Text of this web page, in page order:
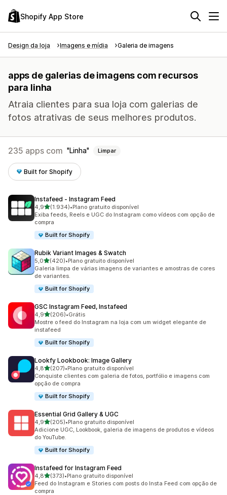
Shopify App Store
Design da loja Imagens e mídia Galeria de imagens
apps de galerias de imagens com recursos
para linha
Atraia clientes para sua loja com galerias de
fotos atrativas de seus melhores produtos.
235 apps com Linha Limpar
Built for Shopify
Instafeed ‑ Instagram Feed
4,9de 5 estrelas
(1.934)
1934 avaliações ao todo
•Plano gratuito disponível
Exiba feeds, Reels e UGC do Instagram como vídeos com opção de
compra
Built for Shopify
Rubik Variant Images & Swatch
5,0de 5 estrelas
(420)
420 avaliações ao todo
•Plano gratuito disponível
Galeria limpa de várias imagens de variantes e amostras de cores
de variantes.
Built for Shopify
GSC Instagram Feed, Instafeed
4,9de 5 estrelas
(206)
206 avaliações ao todo
•Grátis
Mostre o feed do Instagram na loja com um widget elegante de
instafeed
Built for Shopify
Lookfy Lookbook: Image Gallery
4,8de 5 estrelas
(207)
207 avaliações ao todo
•Plano gratuito disponível
Conquiste clientes com galeria de fotos, portfólio e imagens com
opção de compra
Built for Shopify
Essential Grid Gallery & UGC
4,9de 5 estrelas
(205)
205 avaliações ao todo
•Plano gratuito disponível
Adicione UGC, Lookbook, galeria de imagens de produtos e vídeos
do YouTube.
Built for Shopify
Instafeed for Instagram Feed
4,8de 5 estrelas
(373)
373 avaliações ao todo
•Plano gratuito disponível
Feed do Instagram e Stories com posts do Insta Feed com opção de
compra